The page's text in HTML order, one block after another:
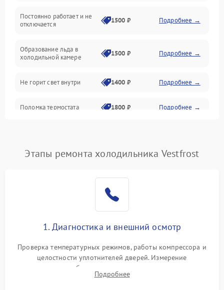
Постоянно работает и не
отключается
1500 ₽ Подробнее →
Образование льда в
холодильной камере
1500 ₽ Подробнее →
Не горит свет внутри 1400 ₽ Подробнее →
Поломка термостата 1800 ₽ Подробнее →
Поломка системы No Frost 2600 ₽ Подробнее →
работе
2000 ₽ Подробнее →
1000 ₽
Этапы ремонта холодильника Vestfrost
1. Диагностика и внешний осмотр
Проверка температурных режимов, работы компрессора и
целостности уплотнителей дверей. Измерение
сопротивления обмоток мотора, проверка термостата и
считывание кодов ошибок с электронного дисплея.
Подробнее